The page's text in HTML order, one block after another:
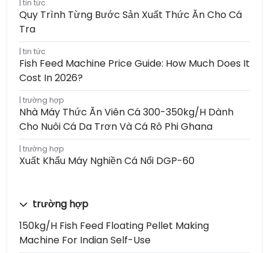
tin tức
Quy Trình Từng Bước Sản Xuất Thức Ăn Cho Cá
Tra
tin tức
Fish Feed Machine Price Guide: How Much Does It
Cost In 2026?
trường hợp
Nhà Máy Thức Ăn Viên Cá 300-350kg/h Dành
Cho Nuôi Cá Da Trơn Và Cá Rô Phi Ghana
trường hợp
Xuất Khẩu Máy Nghiền Cá Nổi DGP-60
trường hợp
150kg/h Fish Feed Floating Pellet Making
Machine For Indian Self-Use